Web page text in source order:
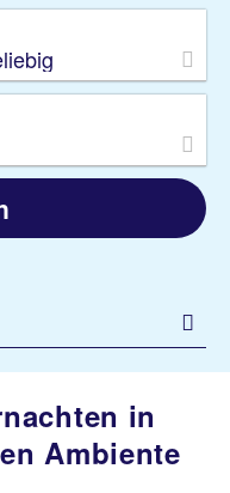
in
Ambiente